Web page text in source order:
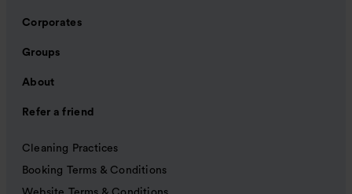
Corporates
Groups
About
Refer a friend
Cleaning Practices
Booking Terms & Conditions